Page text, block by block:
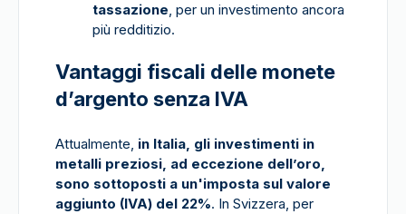
tassazione, per un investimento ancora
più redditizio.
Vantaggi fiscali delle monete
d’argento senza IVA
Attualmente, in Italia, gli investimenti in
metalli preziosi, ad eccezione dell’oro,
sono sottoposti a un'imposta sul valore
aggiunto (IVA) del 22%. In Svizzera, per